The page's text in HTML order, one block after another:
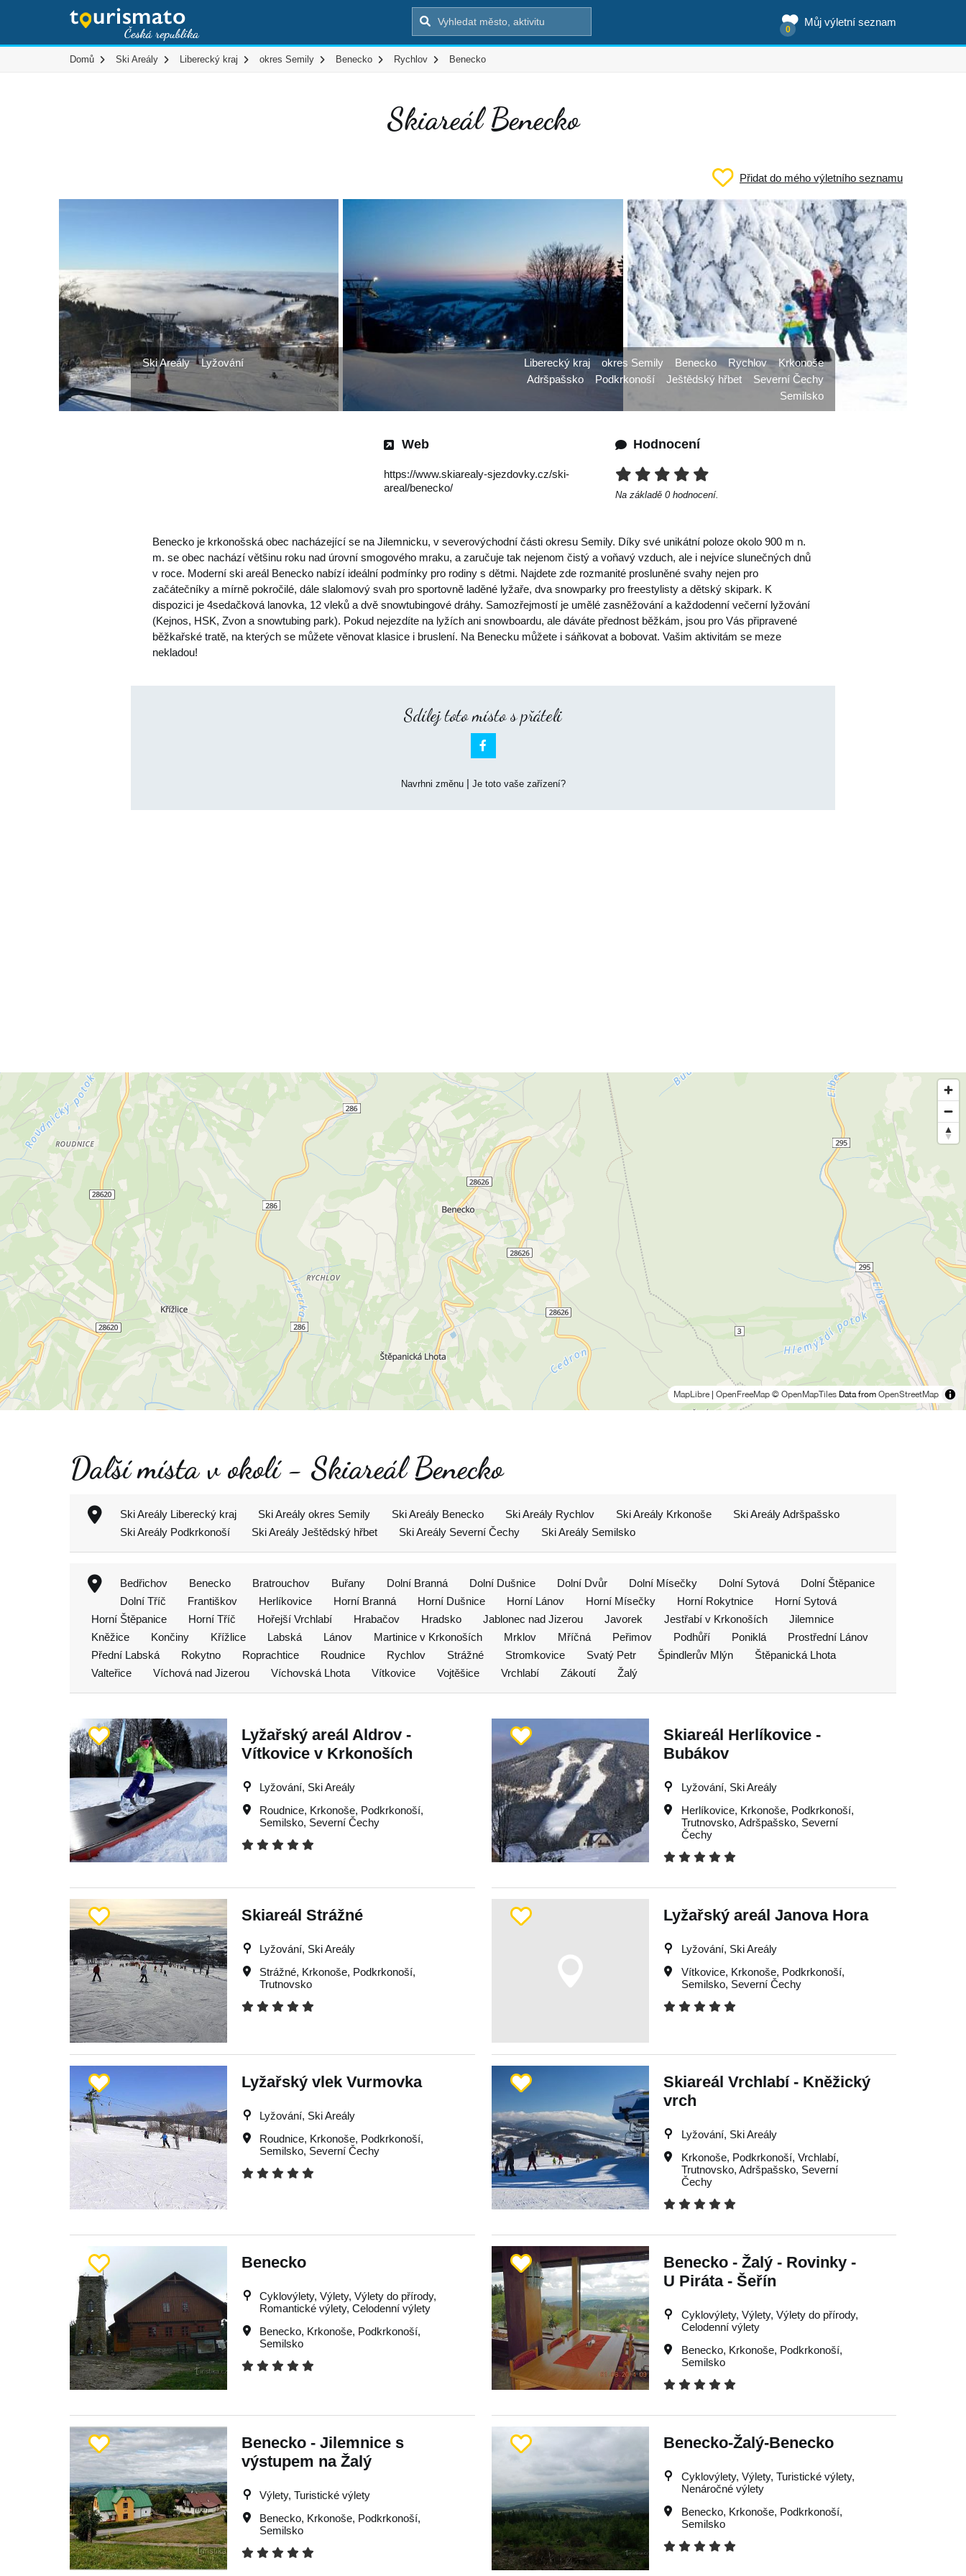
Můj výletní seznam
0
Domů Ski Areály Liberecký kraj okres Semily Benecko Rychlov Benecko
Skiareál Benecko
Přidat do mého výletního seznamu
Web
https://www.skiarealy-sjezdovky.cz/ski-
areal/benecko/
Hodnocení
Na základě 0 hodnocení.
Benecko je krkonošská obec nacházející se na Jilemnicku, v severovýchodní části okresu Semily. Díky své unikátní poloze okolo 900 m n.
m. se obec nachází většinu roku nad úrovní smogového mraku, a zaručuje tak nejenom čistý a voňavý vzduch, ale i nejvíce slunečných dnů
v roce. Moderní ski areál Benecko nabízí ideální podmínky pro rodiny s dětmi. Najdete zde rozmanité prosluněné svahy nejen pro
začátečníky a mírně pokročilé, dále slalomový svah pro sportovně laděné lyžaře, dva snowparky pro freestylisty a dětský skipark. K
dispozici je 4sedačková lanovka, 12 vleků a dvě snowtubingové dráhy. Samozřejmostí je umělé zasněžování a každodenní večerní lyžování
(Kejnos, HSK, Zvon a snowtubing park). Pokud nejezdíte na lyžích ani snowboardu, ale dáváte přednost běžkám, jsou pro Vás připravené
běžkařské tratě, na kterých se můžete věnovat klasice i bruslení. Na Benecku můžete i sáňkovat a bobovat. Vašim aktivitám se meze
nekladou!
Ski Areály Lyžování Liberecký kraj okres Semily Benecko Rychlov
Krkonoše
Adršpašsko
Podkrkonoší Ještědský hřbet
Severní Čechy
Semilsko
Sdílej toto místo s přáteli

Navrhni změnu| Je toto vaše zařízení?
MapLibre OpenFreeMap © OpenMapTiles Data from OpenStreetMap
Další místa v okolí - Skiareál Benecko
Ski Areály Liberecký kraj Ski Areály okres Semily Ski Areály Benecko Ski Areály Rychlov Ski Areály Krkonoše
Ski Areály Adršpašsko
Ski Areály Podkrkonoší
Ski Areály Ještědský hřbet Ski Areály Severní Čechy Ski Areály Semilsko
Bedřichov Benecko Bratrouchov Buřany Dolní Branná Dolní Dušnice Dolní Dvůr Dolní Mísečky Dolní Sytová
Dolní Štěpanice
Dolní Tříč
Františkov Herlíkovice Horní Branná Horní Dušnice Horní Lánov Horní Mísečky Horní Rokytnice
Horní Sytová
Horní Štěpanice
Horní Tříč Hořejší Vrchlabí Hrabačov Hradsko Jablonec nad Jizerou Javorek Jestřabí v Krkonoších
Jilemnice
Kněžice
Končiny Křížlice Labská Lánov Martinice v Krkonoších Mrklov Mříčná Peřimov Podhůří Poniklá
Prostřední Lánov
Přední Labská
Rokytno Roprachtice Roudnice Rychlov Strážné Stromkovice Svatý Petr Špindlerův Mlýn
Štěpanická Lhota
Valteřice
Víchová nad Jizerou Víchovská Lhota Vítkovice Vojtěšice Vrchlabí Zákoutí Žalý
Lyžařský areál Aldrov -
Vítkovice v Krkonoších
Lyžování, Ski Areály
Roudnice, Krkonoše, Podkrkonoší,
Semilsko, Severní Čechy
Skiareál Herlíkovice -
Bubákov
Lyžování, Ski Areály
Herlíkovice, Krkonoše, Podkrkonoší,
Trutnovsko, Adršpašsko, Severní
Čechy
Skiareál Strážné
Lyžování, Ski Areály
Strážné, Krkonoše, Podkrkonoší,
Trutnovsko
Lyžařský areál Janova Hora
Lyžování, Ski Areály
Vítkovice, Krkonoše, Podkrkonoší,
Semilsko, Severní Čechy
Lyžařský vlek Vurmovka
Lyžování, Ski Areály
Roudnice, Krkonoše, Podkrkonoší,
Semilsko, Severní Čechy
Skiareál Vrchlabí - Kněžický
vrch
Lyžování, Ski Areály
Krkonoše, Podkrkonoší, Vrchlabí,
Trutnovsko, Adršpašsko, Severní
Čechy
Benecko
Cyklovýlety, Výlety, Výlety do přírody,
Romantické výlety, Celodenní výlety
Benecko, Krkonoše, Podkrkonoší,
Semilsko
Benecko - Žalý - Rovinky -
U Piráta - Šeřín
Cyklovýlety, Výlety, Výlety do přírody,
Celodenní výlety
Benecko, Krkonoše, Podkrkonoší,
Semilsko
Benecko - Jilemnice s
výstupem na Žalý
Výlety, Turistické výlety
Benecko, Krkonoše, Podkrkonoší,
Semilsko
Benecko-Žalý-Benecko
Cyklovýlety, Výlety, Turistické výlety,
Nenáročné výlety
Benecko, Krkonoše, Podkrkonoší,
Semilsko